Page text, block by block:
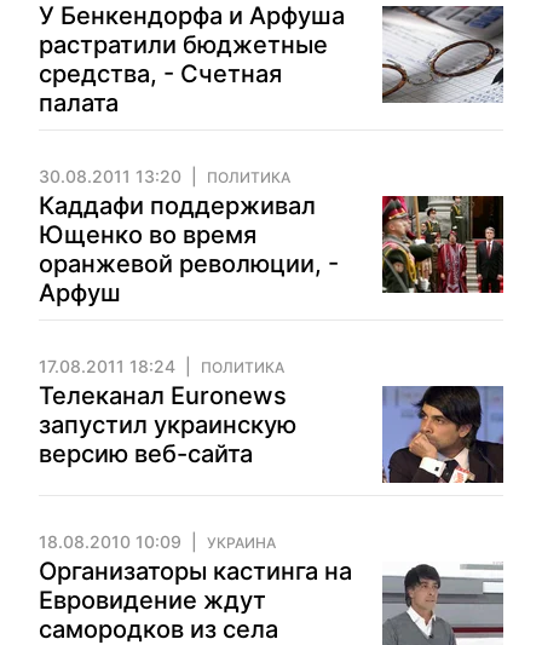
У Бенкендорфа и Арфуша
растратили бюджетные
средства, - Счетная
палата
30.08.2011 13:20 ПОЛИТИКА
Каддафи поддерживал
Ющенко во время
оранжевой революции, -
Арфуш
17.08.2011 18:24 ПОЛИТИКА
Телеканал Euronews
запустил украинскую
версию веб-сайта
18.08.2010 10:09 УКРАИНА
Организаторы кастинга на
Евровидение ждут
самородков из села